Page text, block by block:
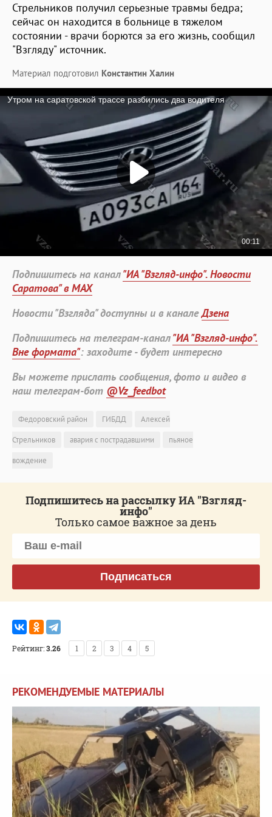
Стрельников получил серьезные травмы бедра;
сейчас он находится в больнице в тяжелом
состоянии - врачи борются за его жизнь, сообщил
"Взгляду" источник.
Материал подготовил Константин Халин
Подпишитесь на канал"ИА "Взгляд-инфо". Новости
Саратова" в MAX
Новости "Взгляда" доступны и в каналеДзена
Подпишитесь на телеграм-канал"ИА "Взгляд-инфо".
Вне формата": заходите - будет интересно
Вы можете прислать сообщения, фото и видео в
наш телеграм-бот @Vz_feedbot
Федоровский район ГИБДД
Алексей
Стрельников
авария с пострадавшими
пьяное
вождение
Подпишитесь на рассылку ИА "Взгляд-
инфо"
Только самое важное за день
Подписаться
Рейтинг:3.26 1 2 3 4 5
РЕКОМЕНДУЕМЫЕ МАТЕРИАЛЫ